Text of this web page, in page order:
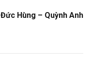
Đức Hùng – Quỳnh Anh